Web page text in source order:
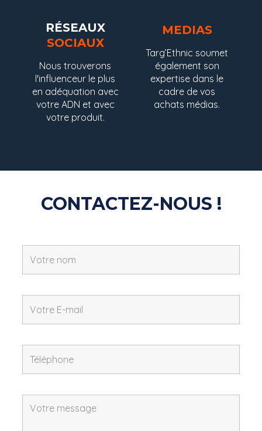
RÉSEAUX
SOCIAUX
Nous trouverons
l'influenceur le plus
en adéquation avec
votre ADN et avec
votre produit.
MEDIAS
Targ’Ethnic soumet
également son
expertise dans le
cadre de vos
achats médias.
CONTACTEZ-NOUS !